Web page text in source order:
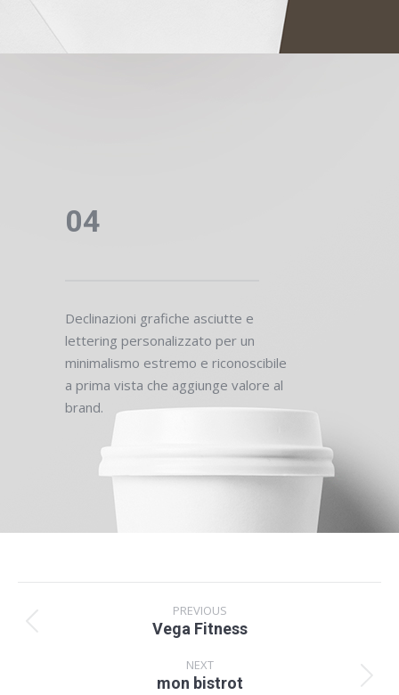
04
Declinazioni grafiche asciutte e
lettering personalizzato per un
minimalismo estremo e riconoscibile
a prima vista che aggiunge valore al
brand.
navigation
PREVIOUS
Previous
Vega Fitness
NEXT
Next
mon bistrot